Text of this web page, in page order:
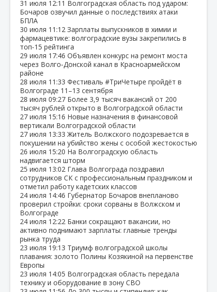
31 июля 12:11 Волгоградская область под ударом:
Бочаров озвучил данные о последствиях атаки
БПЛА
30 июля 11:12 Зарплаты выпускников в химии и
фармацевтике: волгоградские вузы закрепились в
топ‑15 рейтинга
29 июля 17:46 Объявлен конкурс на ремонт моста
через Волго‑Донской канал в Красноармейском
районе
28 июля 11:33 Фестиваль #ТриЧетыре пройдёт в
Волгограде 11–13 сентября
28 июля 09:27 Более 3,9 тысяч вакансий от 200
тысяч рублей открыто в Волгоградской области
27 июля 15:16 Новые назначения в финансовой
вертикали Волгоградской области
27 июля 13:33 Житель Волжского подозревается в
покушении на убийство жены с особой жестокостью
26 июля 15:20 На Волгоградскую область
надвигается шторм
25 июля 13:02 Глава Волгограда поздравил
сотрудников СК с профессиональным праздником и
отметил работу кадетских классов
24 июля 14:46 Губернатор Бочаров внепланово
проверил стройки: сроки сорваны в Волжском и
Волгограде
24 июля 12:22 Банки сокращают вакансии, но
активно поднимают зарплаты: главные тренды
рынка труда
23 июля 19:13 Триумф волгоградской школы
плавания: золото Полины Козякиной на первенстве
Европы
23 июля 14:05 Волгоградская область передала
технику и оборудование в зону СВО